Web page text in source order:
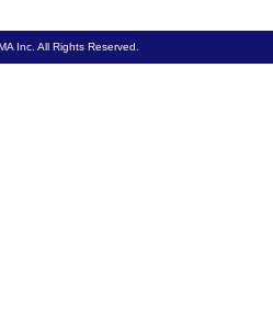
Inc. All Rights Reserved.